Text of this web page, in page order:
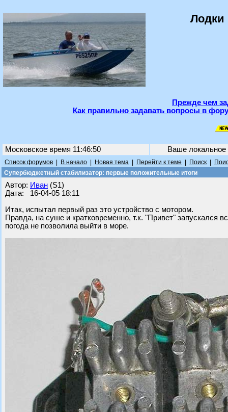
Лодки
Прежде чем
Как правильно задавать вопросы в
Московское время 11:46:50 Ваше
Список форумов В начало Новая тема Перейти к теме Поиск
Супербюджетный стабилизатор: первые положительные итоги
Автор: Иван (S1)
Дата: 16-04-05 18:11
Итак, испытал первый раз это устройство с мотором.
Правда, на суше и кратковременно, т.к. "Привет" запускался
погода не позволила выйти в море.